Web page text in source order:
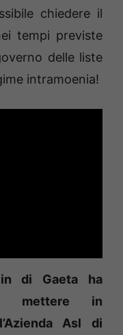
chiedere il
tempi previste
delle liste
intramoenia!
di Gaeta ha
mettere in
Asl di